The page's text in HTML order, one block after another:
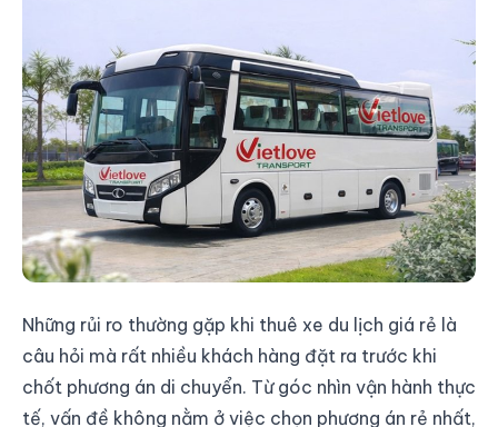
Những rủi ro thường gặp khi thuê xe du lịch giá rẻ là
câu hỏi mà rất nhiều khách hàng đặt ra trước khi
chốt phương án di chuyển. Từ góc nhìn vận hành thực
tế, vấn đề không nằm ở việc chọn phương án rẻ nhất,